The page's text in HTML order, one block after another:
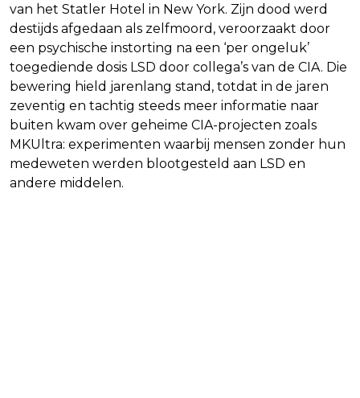
van het Statler Hotel in New York. Zijn dood werd
destijds afgedaan als zelfmoord, veroorzaakt door
een psychische instorting na een ‘per ongeluk’
toegediende dosis LSD door collega’s van de CIA. Die
bewering hield jarenlang stand, totdat in de jaren
zeventig en tachtig steeds meer informatie naar
buiten kwam over geheime CIA-projecten zoals
MKUltra: experimenten waarbij mensen zonder hun
medeweten werden blootgesteld aan LSD en
andere middelen.